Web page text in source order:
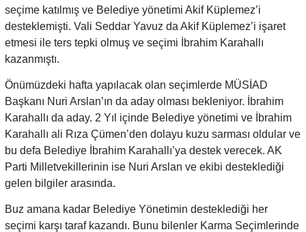
seçime katılmış ve Belediye yönetimi Akif Küplemez’i
desteklemişti. Vali Seddar Yavuz da Akif Küplemez’i işaret
etmesi ile ters tepki olmuş ve seçimi İbrahim Karahallı
kazanmıştı.
Önümüzdeki hafta yapılacak olan seçimlerde MÜSİAD
Başkanı Nuri Arslan’ın da aday olması bekleniyor. İbrahim
Karahallı da aday. 2 Yıl içinde Belediye yönetimi ve İbrahim
Karahallı ali Rıza Çümen’den dolayu kuzu sarması oldular ve
bu defa Belediye İbrahim Karahallı’ya destek verecek. AK
Parti Milletvekillerinin ise Nuri Arslan ve ekibi desteklediği
gelen bilgiler arasında.
Buz amana kadar Belediye Yönetimin desteklediği her
seçimi karşı taraf kazandı. Bunu bilenler Karma Seçimlerinde